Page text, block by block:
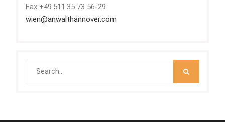
Fax +49.511.35 73 56-29
wien@anwalthannover.com